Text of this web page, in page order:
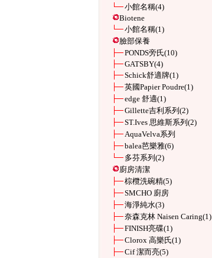
小館名稱(4)
Biotene
小館名稱(1)
臉部保養
PONDS旁氏(10)
GATSBY(4)
Schick舒適牌(1)
英國Papier Poudre(1)
edge 舒適(1)
Gillette吉利系列 (2)
ST.Ives 思維斯系列 (2)
AquaVelva系列
balea芭樂雅(6)
多芬系列 (2)
廚房清潔
棕欖洗碗精(5)
SMCHO 廚房
海淨純水(3)
奈森克林 Naisen Caring(1)
FINISH亮碟(1)
Clorox 高樂氏(1)
Cif 潔而亮(5)